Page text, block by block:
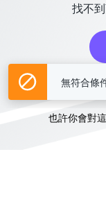
找不
也許你會對
無符合條